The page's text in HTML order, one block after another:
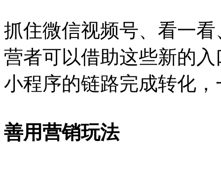
抓住微信视频号、看一
营者可以借助这些新的
小程序的链路完成转化
善用营销玩法